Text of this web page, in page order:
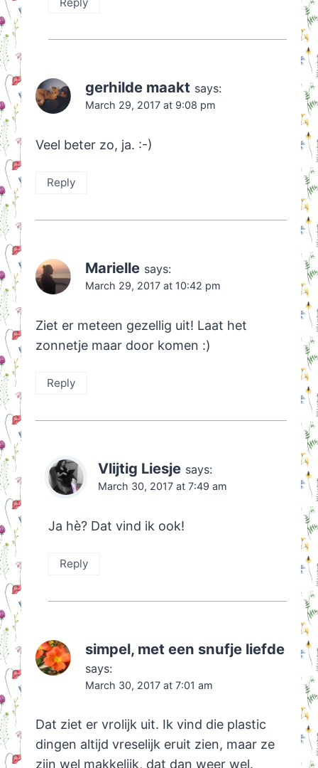
gerhilde maakt says:
March 29, 2017 at 9:08 pm
Veel beter zo, ja. :-)
Reply
Marielle says:
March 29, 2017 at 10:42 pm
Ziet er meteen gezellig uit! Laat het
zonnetje maar door komen :)
Reply
Vlijtig Liesje says:
March 30, 2017 at 7:49 am
Ja hè? Dat vind ik ook!
Reply
simpel, met een snufje liefde
says:
March 30, 2017 at 7:01 am
Dat ziet er vrolijk uit. Ik vind die plastic
dingen altijd vreselijk eruit zien, maar ze
zijn wel makkelijk, dat dan weer wel.